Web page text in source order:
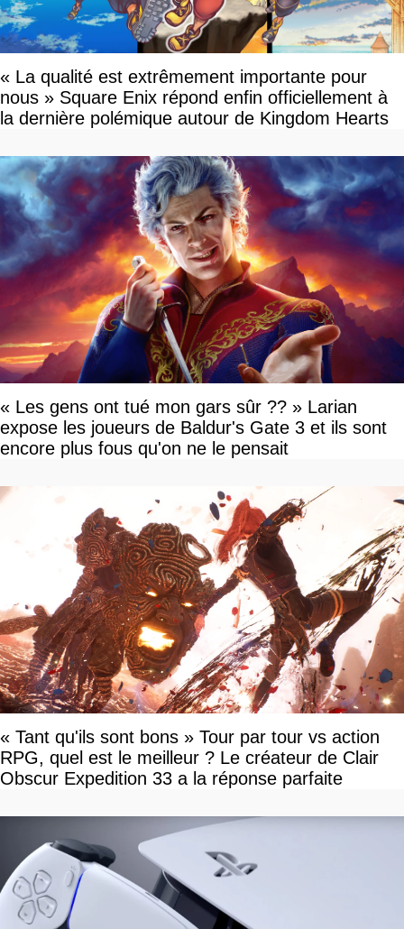
« La qualité est extrêmement importante pour
nous » Square Enix répond enfin officiellement à
la dernière polémique autour de Kingdom Hearts
« Les gens ont tué mon gars sûr ?? » Larian
expose les joueurs de Baldur's Gate 3 et ils sont
encore plus fous qu'on ne le pensait
« Tant qu'ils sont bons » Tour par tour vs action
RPG, quel est le meilleur ? Le créateur de Clair
Obscur Expedition 33 a la réponse parfaite